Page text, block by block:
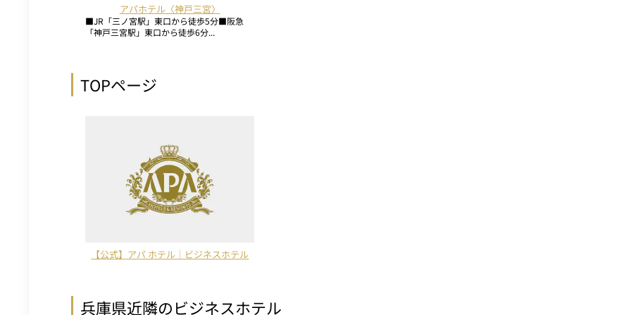
アパホテル〈神戸三宮〉
■JR「三ノ宮駅」東口から徒歩5分■阪急
「神戸三宮駅」東口から徒歩6分...
TOPページ
【公式】アパ ホテル｜ビジネスホテル
兵庫県近隣のビジネスホテル